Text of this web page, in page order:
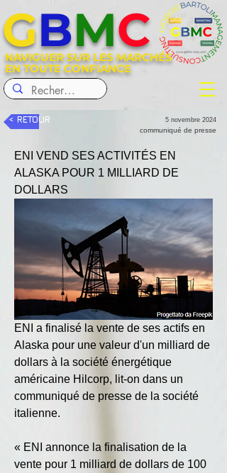
NAVIGUER SUR LES MARCHÉS
EN TOUTE CONFIANCE
GBMC
< RETOUR 5 novembre 2024
communiqué de presse
ENI VEND SES ACTIVITÉS EN
ALASKA POUR 1 MILLIARD DE
DOLLARS
ENI a finalisé la vente de ses actifs en
Alaska pour une valeur d'un milliard de
dollars à la société énergétique
américaine Hilcorp, lit-on dans un
communiqué de presse de la société
italienne.
« ENI annonce la finalisation de la
vente pour 1 milliard de dollars de 100